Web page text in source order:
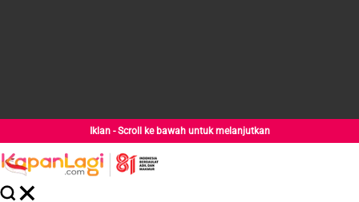
Iklan - Scroll ke bawah untuk melanjutkan